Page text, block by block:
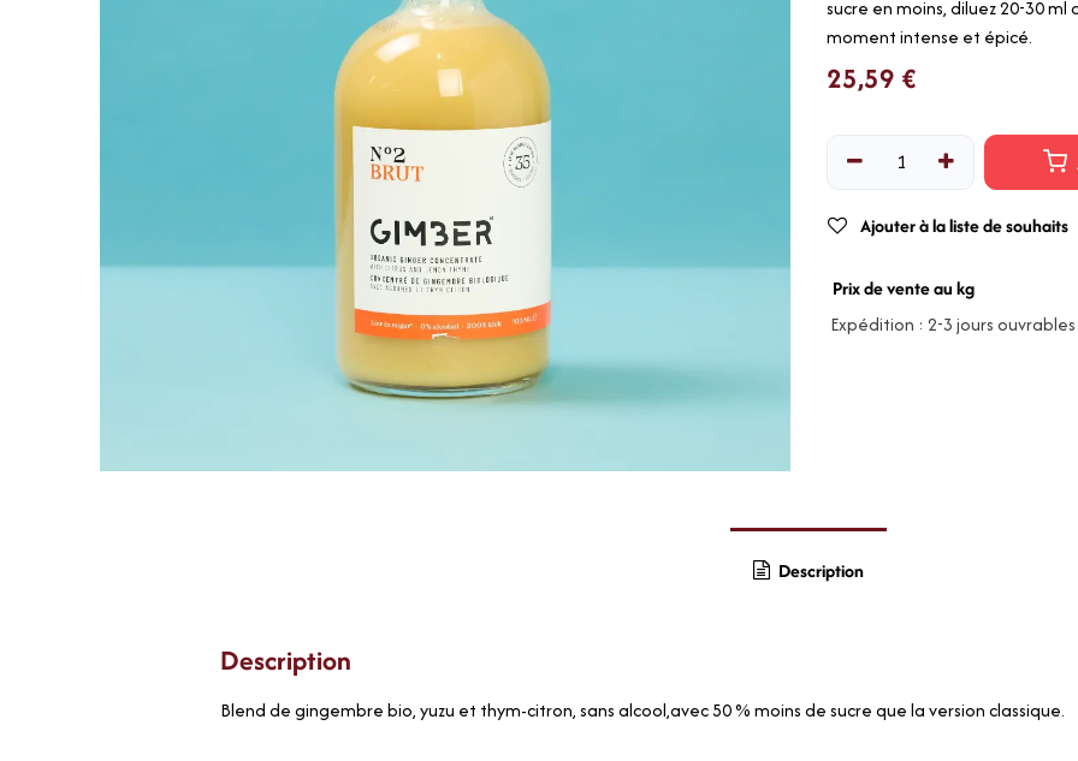
sucre en moins, diluez 20-30
moment intense et épicé.
25,59 €
Ajouter à la liste de souhaits
Prix de vente au kg
Expédition : 2-3 jours ouvrables
Description
Description
Blend de gingembre bio, yuzu et thym-citron, sans alcool,avec 50 % moins de sucre que la version classique.